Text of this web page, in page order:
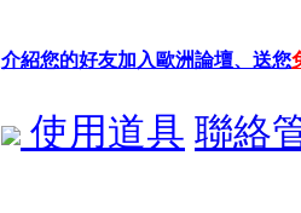
介紹您的好友加入歐洲論壇、送您
使用道具 聯絡